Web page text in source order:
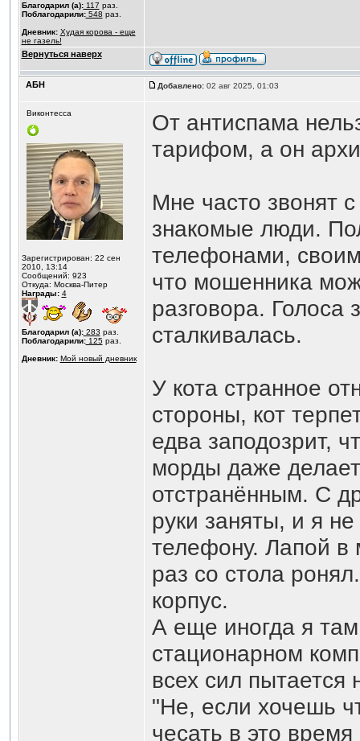
Благодарил (а):117 раз.
Поблагодарили:548 раз.
Дневник: Худая корова - еще
не газель!
Вернуться наверх
АБН Добавлено:02 авг 2025, 01:03
Виконтесса
Зарегистрирован: 22 сен
2010, 13:14
Сообщений: 923
Откуда: Москва-Питер
Награды: 4
Благодарил (а):283 раз.
Поблагодарили:125раз.
Дневник: Мой новый дневник
От антиспама
тарифом, а он
Мне часто звонят
знакомые люди.
телефонами,
что мошенника
разговора.
сталкивалась.
У кота странное
стороны, кот
едва заподозрит,
морды даже
отстранённым. С
руки заняты, и я
телефону. Лапой в
раз со стола
корпус.
А еще иногда я
стационарном
всех сил пытается
"Не, если хочешь
чесать в это